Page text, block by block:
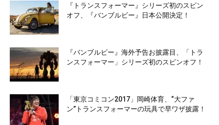
『トランスフォーマー』シリーズ初のスピン
オフ、『バンブルビー』日本公開決定！
『バンブルビー』海外予告お披露目、「トラ
ンスフォーマー」シリーズ初のスピンオフ！
「東京コミコン2017」岡崎体育、“大ファ
ン”トランスフォーマーの玩具で早ワザ披露！